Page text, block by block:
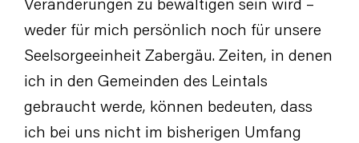
Veränderungen zu bewältigen sein wird –
weder für mich persönlich noch für unsere
Seelsorgeeinheit Zabergäu. Zeiten, in denen
ich in den Gemeinden des Leintals
gebraucht werde, können bedeuten, dass
ich bei uns nicht im bisherigen Umfang